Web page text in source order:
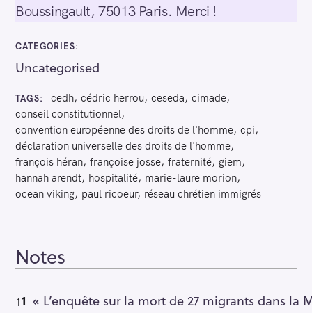
Boussingault, 75013 Paris. Merci !
CATEGORIES
Uncategorised
TAGS cedh cédric herrou ceseda cimade
conseil constitutionnel
convention européenne des droits de l'homme cpi
déclaration universelle des droits de l'homme
françois héran françoise josse fraternité giem
hannah arendt hospitalité marie-laure morion
ocean viking paul ricoeur réseau chrétien immigrés
Notes
Notes
↑1 « L’enquête sur la mort de 27 migrants dans la